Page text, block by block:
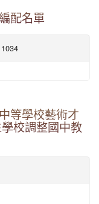
配名單
等學校藝術才
校調整國中教